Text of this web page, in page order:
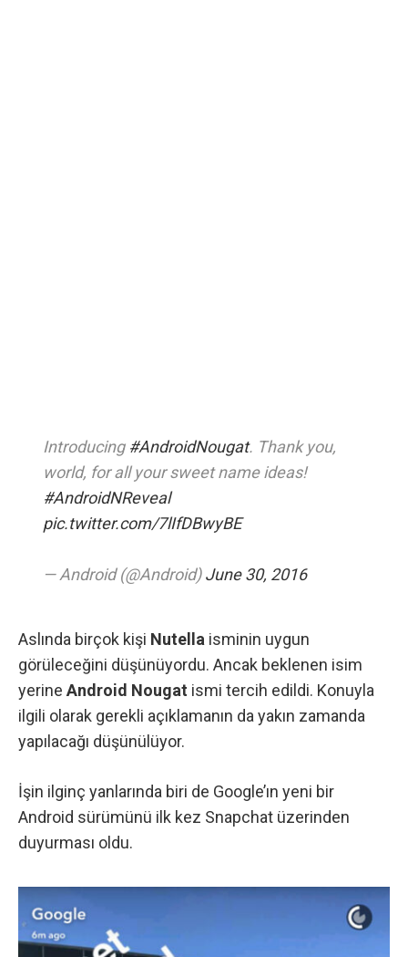
Introducing #AndroidNougat. Thank you,
world, for all your sweet name ideas!
#AndroidNReveal
pic.twitter.com/7lIfDBwyBE
— Android (@Android)June 30, 2016
Aslında birçok kişi Nutella isminin uygun
görüleceğini düşünüyordu. Ancak beklenen isim
yerine Android Nougat ismi tercih edildi. Konuyla
ilgili olarak gerekli açıklamanın da yakın zamanda
yapılacağı düşünülüyor.
İşin ilginç yanlarında biri de Google’ın yeni bir
Android sürümünü ilk kez Snapchat üzerinden
duyurması oldu.